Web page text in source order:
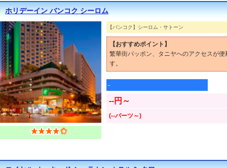
ホリデーイン バンコク シーロム
【バンコク】シーロム・サトーン
【おすすめポイント】
繁華街パッポン、タニヤへのアクセスが
す。
--
--円～
(--バーツ～)